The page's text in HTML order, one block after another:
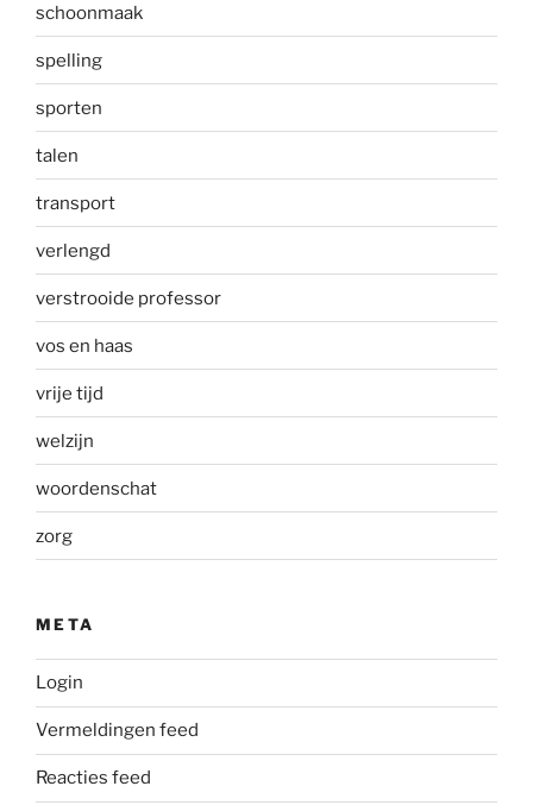
schoonmaak
spelling
sporten
talen
transport
verlengd
verstrooide professor
vos en haas
vrije tijd
welzijn
woordenschat
zorg
META
Login
Vermeldingen feed
Reacties feed